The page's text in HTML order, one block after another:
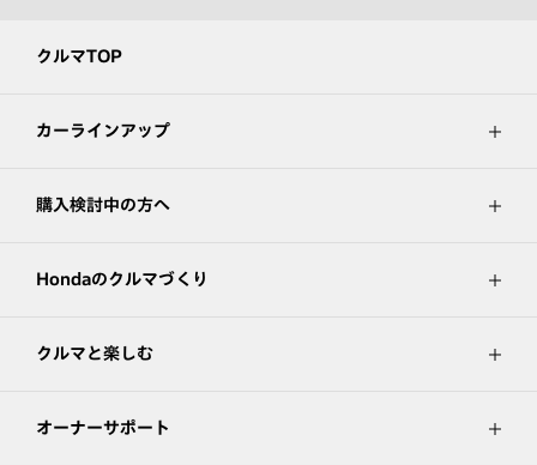
クルマTOP
カーラインアップ
購入検討中の方へ
Hondaのクルマづくり
クルマと楽しむ
オーナーサポート